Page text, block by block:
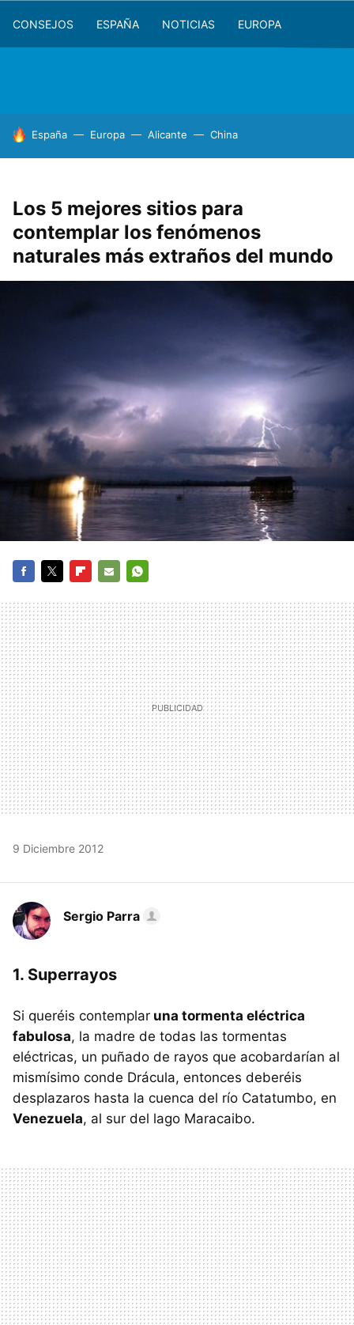
CONSEJOS ESPAÑA NOTICIAS EUROPA
HOY SE HABLA DE
España Europa Alicante China
Los 5 mejores sitios para
contemplar los fenómenos
naturales más extraños del mundo
MAIL
9 Diciembre 2012
Sergio Parra
1. Superrayos
Si queréis contemplar una tormenta eléctrica
fabulosa, la madre de todas las tormentas
eléctricas, un puñado de rayos que acobardarían al
mismísimo conde Drácula, entonces deberéis
desplazaros hasta la cuenca del río Catatumbo, en
Venezuela, al sur del lago Maracaibo.